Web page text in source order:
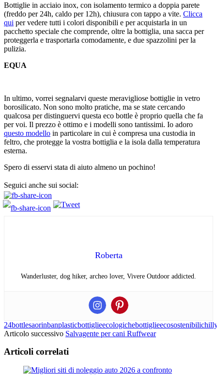
Bottiglie in acciaio inox, con isolamento termico a doppia parete
(freddo per 24h, caldo per 12h), chiusura con tappo a vite. Clicca
qui per vedere tutti i colori disponibili e per acquistarla in un
pacchetto speciale che comprende, oltre la bottiglia, una sacca per
proteggerla e trasportarla comodamente, e due spazzolini per la
pulizia.
EQUA
In ultimo, vorrei segnalarvi queste meravigliose bottiglie in vetro
borosilicato. Non sono molto pratiche, ma se state cercando
qualcosa per distinguervi questa eco bottle è proprio quella che fa
per voi. Il prezzo è ottimo e i modelli sono tantissimi. Io adoro
questo modello in particolare in cui è compresa una custodia in
feltro, che protegge la vostra bottiglia e la isola dalla temperatura
esterna.
Spero di esservi stata di aiuto almeno un pochino!
Seguici anche sui social:
Roberta
Wanderluster, dog hiker, archeo lover, Vivere Outdoor addicted.
24bottlesaorinbanplasticbottiglieecologichebottiglieecosostenibili
Articolo successivo Salvagente per cani Ruffwear
Articoli correlati